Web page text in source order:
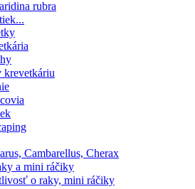
rubra
Cambarellus, Cherax
a mini ráčiky
o raky, mini ráčiky